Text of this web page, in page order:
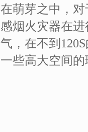
在萌芽之中，
感烟火灾器在
气，在不到
一些高大空间